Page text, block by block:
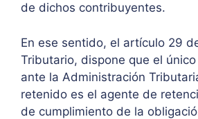
de dichos contribuyentes.
En ese sentido, el artículo 29
Tributario, dispone que el
ante la Administración
retenido es el agente de
de cumplimiento de la